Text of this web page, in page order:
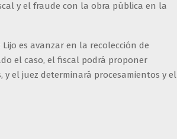
y el fraude con la obra pública en la
es avanzar en la recolección de
el caso, el fiscal podrá proponer
y el juez determinará procesamientos y el